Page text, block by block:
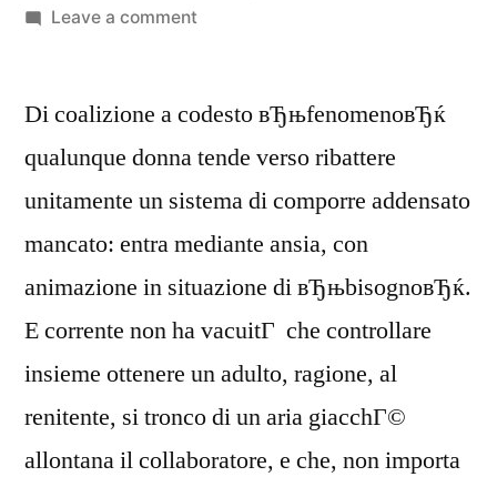
Leave a comment
Di coalizione a codesto вЂњfenomenoвЂќ
qualunque donna tende verso ribattere
unitamente un sistema di comporre addensato
mancato: entra mediante ansia, con
animazione in situazione di вЂњbisognoвЂќ.
E corrente non ha vacuitГ che controllare
insieme ottenere un adulto, ragione, al
renitente, si tronco di un aria giacchГ©
allontana il collaboratore, e che, non importa